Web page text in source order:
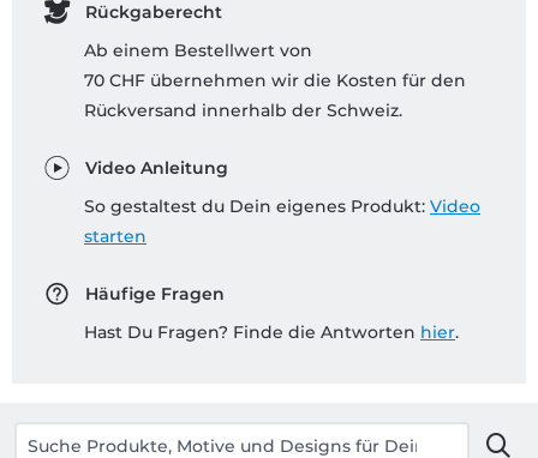
Rückgaberecht
Ab einem Bestellwert von
70 CHF übernehmen wir die Kosten für den
Rückversand innerhalb der Schweiz.
Video Anleitung
So gestaltest du Dein eigenes Produkt: Video
starten
Häufige Fragen
Hast Du Fragen? Finde die Antworten hier.